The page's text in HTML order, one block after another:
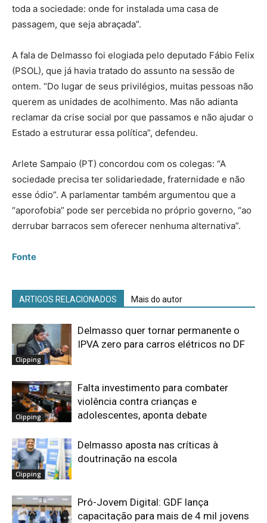
toda a sociedade: onde for instalada uma casa de
passagem, que seja abraçada”.
A fala de Delmasso foi elogiada pelo deputado Fábio Felix
(PSOL), que já havia tratado do assunto na sessão de
ontem. “Do lugar de seus privilégios, muitas pessoas não
querem as unidades de acolhimento. Mas não adianta
reclamar da crise social por que passamos e não ajudar o
Estado a estruturar essa política”, defendeu.
Arlete Sampaio (PT) concordou com os colegas: “A
sociedade precisa ter solidariedade, fraternidade e não
esse ódio”. A parlamentar também argumentou que a
“aporofobia” pode ser percebida no próprio governo, “ao
derrubar barracos sem oferecer nenhuma alternativa”.
Fonte
ARTIGOS RELACIONADOS Mais do autor
Clipping
Delmasso quer tornar permanente o
IPVA zero para carros elétricos no DF
Clipping
Falta investimento para combater
violência contra crianças e
adolescentes, aponta debate
Clipping
Delmasso aposta nas críticas à
doutrinação na escola
Pró-Jovem Digital: GDF lança
capacitação para mais de 4 mil jovens